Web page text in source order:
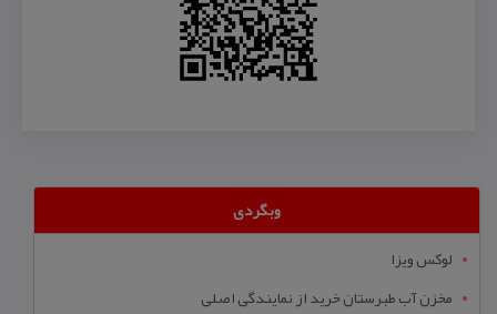
وبگردی
لوکس ویزا
مخزن آب طبرستان خرید از نمایندگی اصلی